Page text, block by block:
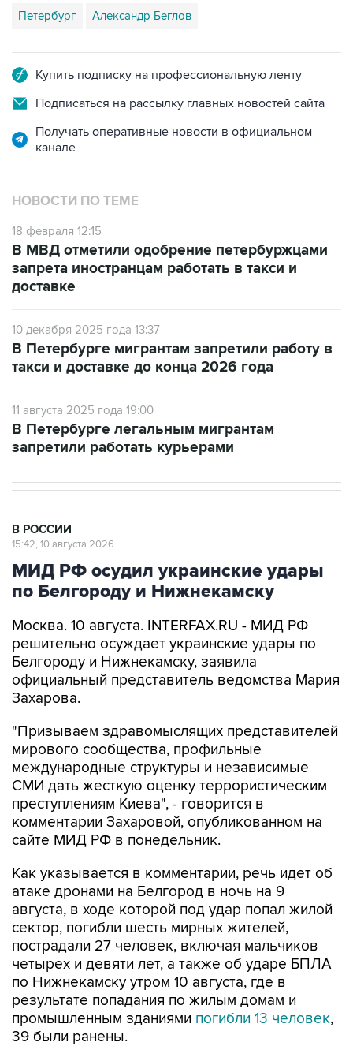
Петербург Александр Беглов
Купить подписку на профессиональную ленту
Подписаться на рассылку главных новостей сайта
Получать оперативные новости в официальном
канале
НОВОСТИ ПО ТЕМЕ
18 февраля 12:15
В МВД отметили одобрение петербуржцами
запрета иностранцам работать в такси и
доставке
10 декабря 2025 года 13:37
В Петербурге мигрантам запретили работу в
такси и доставке до конца 2026 года
11 августа 2025 года 19:00
В Петербурге легальным мигрантам
запретили работать курьерами
В РОССИИ
15:42, 10 августа 2026
МИД РФ осудил украинские удары
по Белгороду и Нижнекамску
Москва. 10 августа. INTERFAX.RU - МИД РФ
решительно осуждает украинские удары по
Белгороду и Нижнекамску, заявила
официальный представитель ведомства Мария
Захарова.
"Призываем здравомыслящих представителей
мирового сообщества, профильные
международные структуры и независимые
СМИ дать жесткую оценку террористическим
преступлениям Киева", - говорится в
комментарии Захаровой, опубликованном на
сайте МИД РФ в понедельник.
Как указывается в комментарии, речь идет об
атаке дронами на Белгород в ночь на 9
августа, в ходе которой под удар попал жилой
сектор, погибли шесть мирных жителей,
пострадали 27 человек, включая мальчиков
четырех и девяти лет, а также об ударе БПЛА
по Нижнекамску утром 10 августа, где в
результате попадания по жилым домам и
промышленным зданиями погибли 13 человек,
39 были ранены.